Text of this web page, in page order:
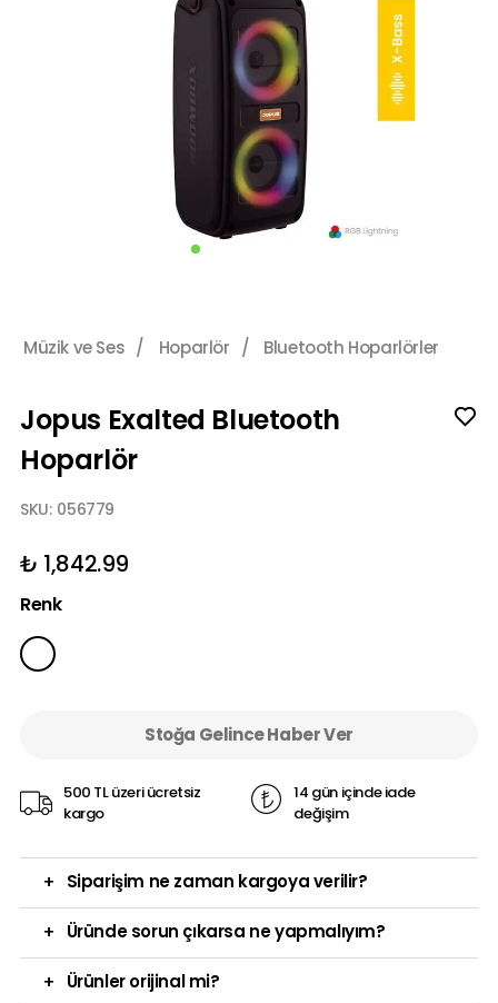
Müzik ve Ses / Hoparlör / Bluetooth Hoparlörler
Jopus Exalted Bluetooth
Hoparlör
SKU: 056779
₺ 1,842.99
Renk
Stoğa Gelince Haber Ver
500 TL üzeri ücretsiz
kargo
14 gün içinde iade
değişim
+ Siparişim ne zaman kargoya verilir?
+ Üründe sorun çıkarsa ne yapmalıyım?
+ Ürünler orijinal mi?